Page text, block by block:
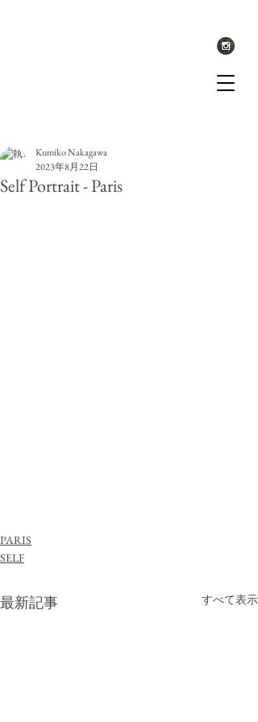
Self Portrait - Paris
Kumiko Nakagawa
2023年8月22日
PARIS
SELF
最新記事 すべて表示